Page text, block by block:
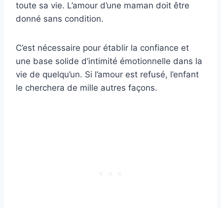
toute sa vie. L’amour d’une maman doit être
donné sans condition.
C’est nécessaire pour établir la confiance et
une base solide d’intimité émotionnelle dans la
vie de quelqu’un. Si l’amour est refusé, l’enfant
le cherchera de mille autres façons.